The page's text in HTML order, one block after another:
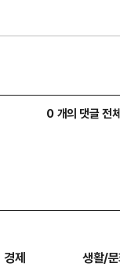
0 개의 댓글 전
경제 생활/